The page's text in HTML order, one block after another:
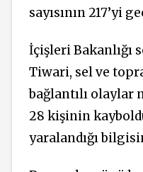
sayısının 217’yi
İçişleri Bakanlığı
Tiwari, sel ve
bağlantılı olaylar
28 kişinin
yaralandığı